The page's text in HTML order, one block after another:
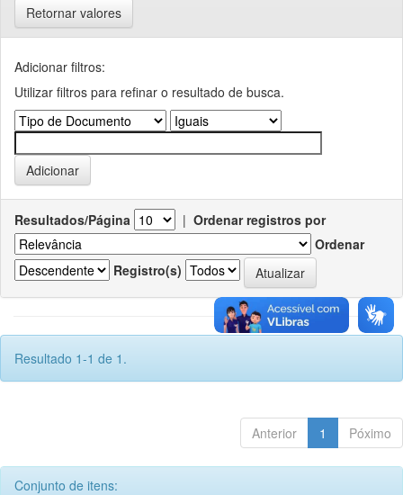
Retornar valores
Adicionar filtros:
Utilizar filtros para refinar o resultado de busca.
Resultados/Página | Ordenar registros por
Ordenar
Registro(s)
Resultado 1-1 de 1.
Anterior 1 Póximo
Conjunto de itens: